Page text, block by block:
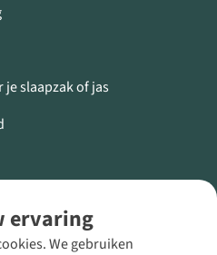
ervaring
We gebruiken
slaapzak of jas